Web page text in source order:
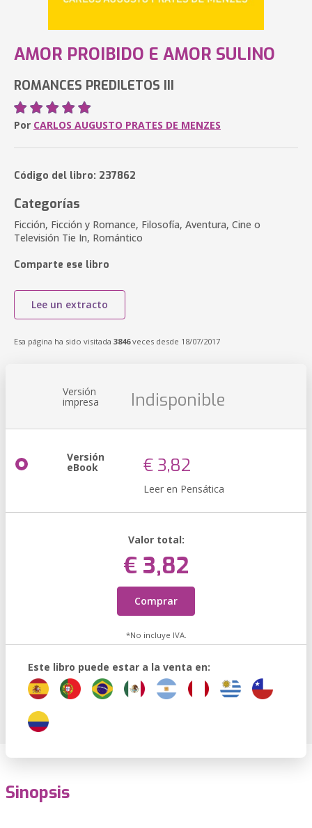
AMOR PROIBIDO E AMOR SULINO
ROMANCES PREDILETOS III
Por CARLOS AUGUSTO PRATES DE MENZES
Código del libro: 237862
Categorías
Ficción, Ficción y Romance, Filosofía, Aventura, Cine o
Televisión Tie In, Romántico
Comparte ese libro
Lee un extracto
Esa página ha sido visitada 3846veces desde 18/07/2017
Versión
impresa Indisponible
Versión
eBook € 3,82
Leer en Pensática
Valor total:
€ 3,82
Comprar
*No incluye IVA.
Este libro puede estar a la venta en:
Sinopsis